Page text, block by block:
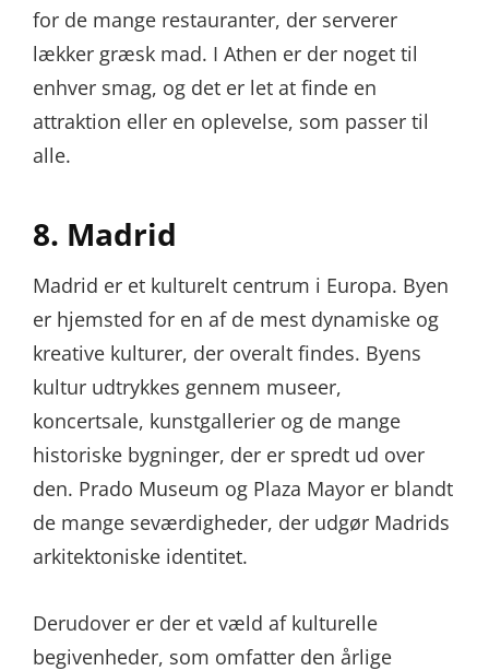
for de mange restauranter, der serverer
lækker græsk mad. I Athen er der noget til
enhver smag, og det er let at finde en
attraktion eller en oplevelse, som passer til
alle.
8. Madrid
Madrid er et kulturelt centrum i Europa. Byen
er hjemsted for en af de mest dynamiske og
kreative kulturer, der overalt findes. Byens
kultur udtrykkes gennem museer,
koncertsale, kunstgallerier og de mange
historiske bygninger, der er spredt ud over
den. Prado Museum og Plaza Mayor er blandt
de mange seværdigheder, der udgør Madrids
arkitektoniske identitet.
Derudover er der et væld af kulturelle
begivenheder, som omfatter den årlige